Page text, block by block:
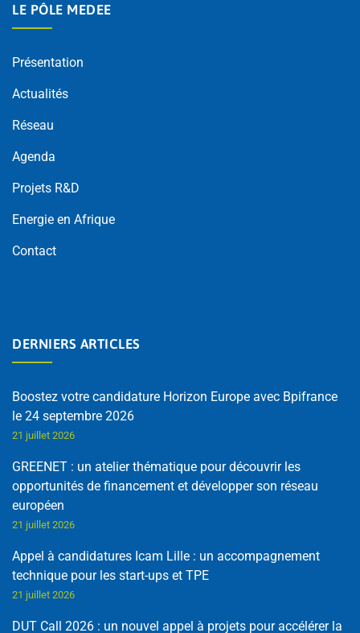
LE PÔLE MEDEE
Présentation
Actualités
Réseau
Agenda
Projets R&D
Energie en Afrique
Contact
DERNIERS ARTICLES
Boostez votre candidature Horizon Europe avec Bpifrance
le 24 septembre 2026
21 juillet 2026
GREENET : un atelier thématique pour découvrir les
opportunités de financement et développer son réseau
européen
21 juillet 2026
Appel à candidatures Icam Lille : un accompagnement
technique pour les start-ups et TPE
21 juillet 2026
DUT Call 2026 : un nouvel appel à projets pour accélérer la